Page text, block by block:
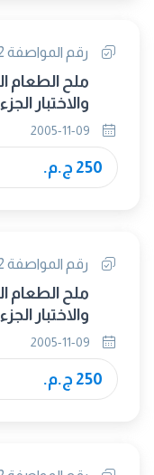
رقم المواصفة 2732-3 / 2005
ملح الطعام
والاختبار الجزء : الثالث تقدير الرطوبة
250 ج.م.
رقم المواصفة 2732-4 / 2005
ملح الطعام
والاختبار الجزء : الرابع تقدير الكلوريد
250 ج.م.